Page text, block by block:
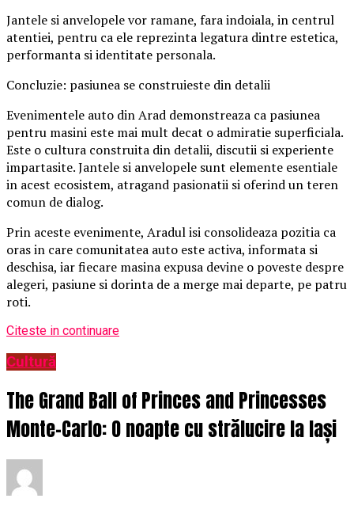
Jantele si anvelopele vor ramane, fara indoiala, in centrul
atentiei, pentru ca ele reprezinta legatura dintre estetica,
performanta si identitate personala.
Concluzie: pasiunea se construieste din detalii
Evenimentele auto din Arad demonstreaza ca pasiunea
pentru masini este mai mult decat o admiratie superficiala.
Este o cultura construita din detalii, discutii si experiente
impartasite. Jantele si anvelopele sunt elemente esentiale
in acest ecosistem, atragand pasionatii si oferind un teren
comun de dialog.
Prin aceste evenimente, Aradul isi consolideaza pozitia ca
oras in care comunitatea auto este activa, informata si
deschisa, iar fiecare masina expusa devine o poveste despre
alegeri, pasiune si dorinta de a merge mai departe, pe patru
roti.
Citeste in continuare
Cultură
The Grand Ball of Princes and Princesses
Monte-Carlo: O noapte cu strălucire la Iași